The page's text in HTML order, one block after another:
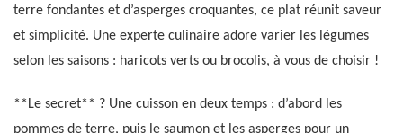
terre fondantes et d’asperges croquantes, ce plat réunit saveur
et simplicité. Une experte culinaire adore varier les légumes
selon les saisons : haricots verts ou brocolis, à vous de choisir !
**Le secret** ? Une cuisson en deux temps : d’abord les
pommes de terre, puis le saumon et les asperges pour un